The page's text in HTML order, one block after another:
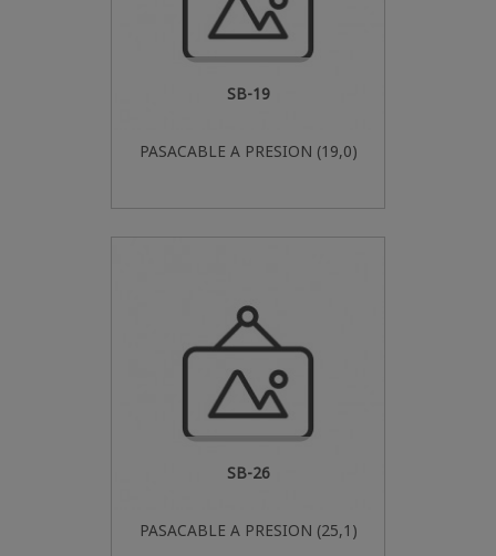
SB-19
PASACABLE A PRESION (19,0)
SB-26
PASACABLE A PRESION (25,1)